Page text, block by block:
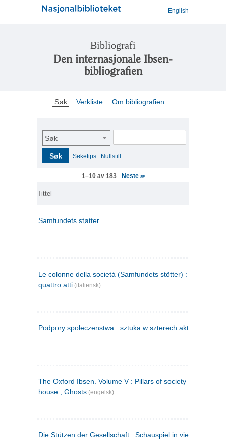
English
Bibliografi
Den internasjonale Ibsen-
bibliografien
Søk Verkliste Om bibliografien
Søk
Søk Søketips Nullstill
1–10 av 183 Neste >>
Tittel
Samfundets støtter
Le colonne della società (Samfundets stötter) : commedia
quattro atti (italiensk)
Podpory spoleczenstwa : sztuka w szterech aktach
The Oxford Ibsen. Volume V : Pillars of society ; A doll's
house ; Ghosts (engelsk)
Die Stützen der Gesellschaft : Schauspiel in vier Aufzügen